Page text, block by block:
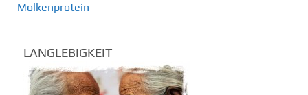
Molkenprotein
LANGLEBIGKEIT